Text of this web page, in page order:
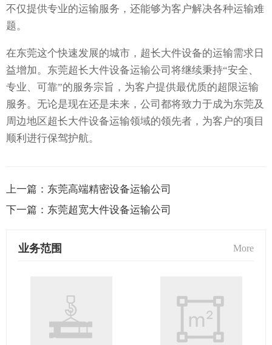
不仅提供专业的运输服务，还能够为客户解决各种运输难
题。
在东莞这个快速发展的城市，超长大件设备的运输需求日
益增加。东莞超长大件设备运输公司将继续秉持“安全、
专业、可靠”的服务宗旨，为客户提供最优质的超限运输
服务。无论是现在还是未来，公司都将致力于成为东莞及
周边地区超长大件设备运输领域的领先者，为客户的项目
顺利进行保驾护航。
上一篇： 东莞高端精密设备运输公司
下一篇： 东莞超宽大件设备运输公司
业务范围 More